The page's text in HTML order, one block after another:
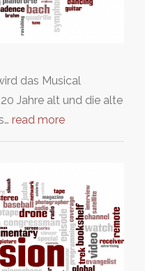
das Musical
Jahre alt und die alte
read more